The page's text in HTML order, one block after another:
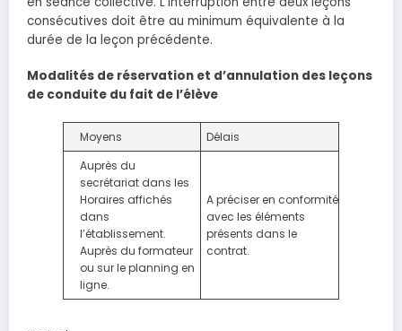
consécutives doit être au minimum équivalente à la
durée de la leçon précédente.
Modalités de réservation et d’annulation des leçons
de conduite du fait de l’élève
Moyens
Délais
Auprès du
secrétariat dans les
Horaires affichés
dans
l’établissement.
Auprès du formateur
ou sur le planning en
ligne.
A préciser en conformité
avec les éléments
présents dans le
contrat.